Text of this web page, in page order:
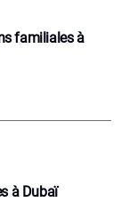
familiales à
à Dubaï